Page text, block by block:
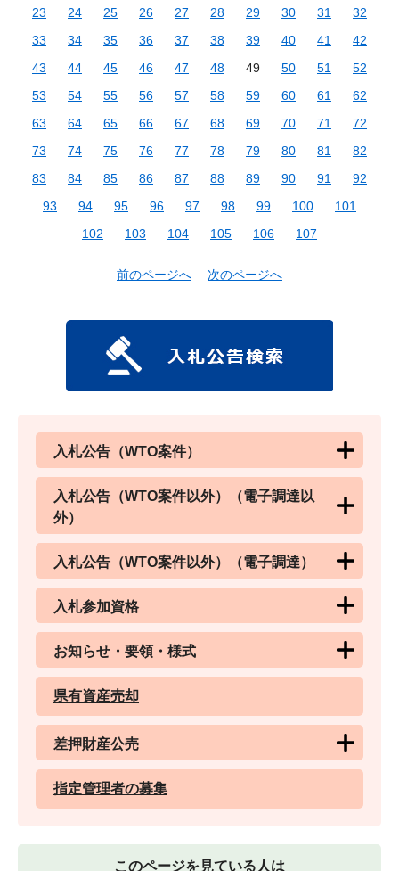
23
24 25 26 27 28 29 30 31
32
33
34 35 36 37 38 39 40 41
42
43
44 45 46 47 48 49 50 51
52
53
54 55 56 57 58 59 60 61
62
63
64 65 66 67 68 69 70 71
72
73
74 75 76 77 78 79 80 81
82
83
84 85 86 87 88 89 90 91
92
93
94 95 96 97 98 99 100
101
102
103 104 105 106 107
前のページへ 次のページへ
入札公告（WTO案件）
入札公告（WTO案件以外）（電子調達以
外）
入札公告（WTO案件以外）（電子調達）
入札参加資格
お知らせ・要領・様式
県有資産売却
差押財産公売
指定管理者の募集
このページを見ている人は